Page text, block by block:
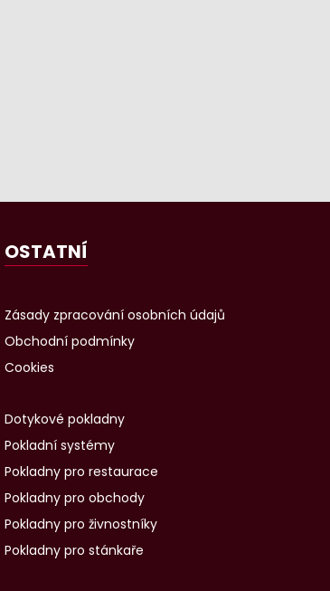
OSTATNÍ
Zásady zpracování osobních údajů
Obchodní podmínky
Cookies
Dotykové pokladny
Pokladní systémy
Pokladny pro restaurace
Pokladny pro obchody
Pokladny pro živnostníky
Pokladny pro stánkaře